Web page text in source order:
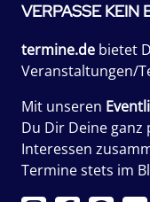
VERPASSE KEIN
termine.de bietet
Veranstaltungen/
Mit unseren
Du Dir Deine ganz
Interessen
Termine stets im